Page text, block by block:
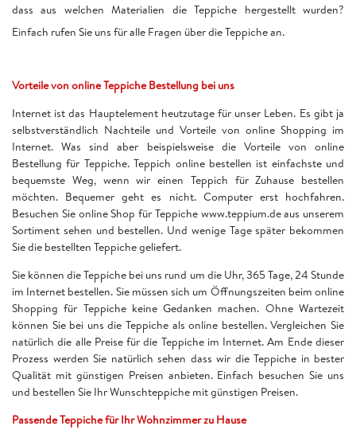
dass aus welchen Materialien die Teppiche hergestellt wurden?
Einfach rufen Sie uns für alle Fragen über die Teppiche an.
Vorteile von online Teppiche Bestellung bei uns
Internet ist das Hauptelement heutzutage für unser Leben. Es gibt ja
selbstverständlich Nachteile und Vorteile von online Shopping im
Internet. Was sind aber beispielsweise die Vorteile von online
Bestellung für Teppiche. Teppich online bestellen ist einfachste und
bequemste Weg, wenn wir einen Teppich für Zuhause bestellen
möchten. Bequemer geht es nicht. Computer erst hochfahren.
Besuchen Sie online Shop für Teppiche www.teppium.de aus unserem
Sortiment sehen und bestellen. Und wenige Tage später bekommen
Sie die bestellten Teppiche geliefert.
Sie können die Teppiche bei uns rund um die Uhr, 365 Tage, 24 Stunde
im Internet bestellen. Sie müssen sich um Öffnungszeiten beim online
Shopping für Teppiche keine Gedanken machen. Ohne Wartezeit
können Sie bei uns die Teppiche als online bestellen. Vergleichen Sie
natürlich die alle Preise für die Teppiche im Internet. Am Ende dieser
Prozess werden Sie natürlich sehen dass wir die Teppiche in bester
Qualität mit günstigen Preisen anbieten. Einfach besuchen Sie uns
und bestellen Sie Ihr Wunschteppiche mit günstigen Preisen.
Passende Teppiche für Ihr Wohnzimmer zu Hause